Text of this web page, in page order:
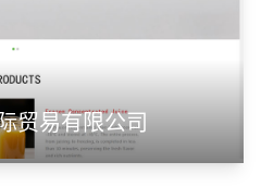
贸易有限公司